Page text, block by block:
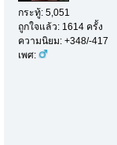
กระทู้: 5,051
ถูกใจแล้ว: 1614 ครั้ง
ความนิยม: +348/-417
เพศ: